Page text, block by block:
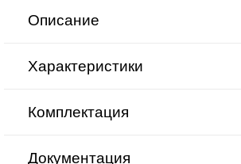
Описание
Характеристики
Комплектация
Документация